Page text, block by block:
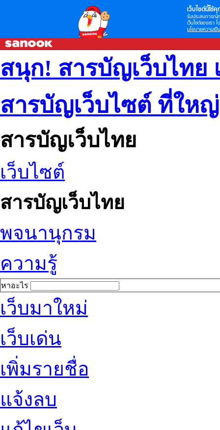
เว็บไซต์นี้ใช้คุ
รับประสบการณ์
เว็บไซต์ของเรา
นโยบายความเป็
สนุก! สารบัญเว็บไทย
สารบัญเว็บไซต์ ที่ให
สารบัญเว็บไทย
เว็บไซต์
สารบัญเว็บไทย
พจนานุกรม
ความรู้
หาอะไร
เว็บมาใหม่
เว็บเด่น
เพิ่มรายชื่อ
แจ้งลบ